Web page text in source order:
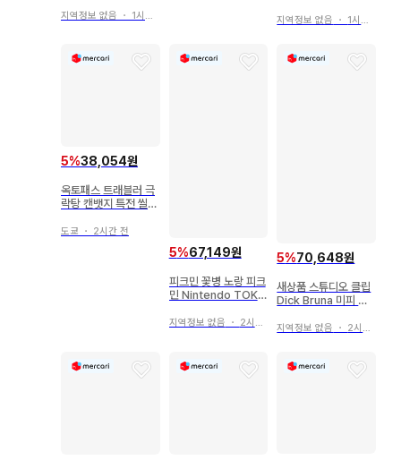
지역정보 없음 ・ 1시간 전 지역정보 없음 ・ 1시간 전
5%38,054원
옥토패스 트래블러 극
락탕 캔뱃지 특전 씰
도쿄 ・ 2시간 전
5%67,149원
피크민 꽃병 노랑 피크
민 Nintendo TOKY
지역정보 없음 ・ 2시간 전
5%70,648원
새상품 스튜디오 클립
Dick Bruna 미피 유
지역정보 없음 ・ 2시간 전